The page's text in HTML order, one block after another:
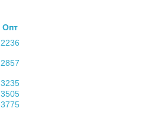
Опт
2236
2857
3235
3505
3775